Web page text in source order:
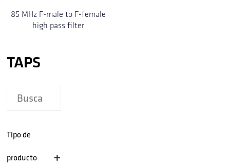
85 MHz F-male to F-female
high pass filter
TAPS
Tipo de
producto
+